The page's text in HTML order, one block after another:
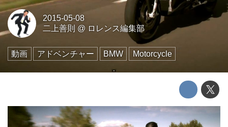
2015-05-08
二上善則 @ ロレンス編集部
動画 アドベンチャー BMW Motorcycle